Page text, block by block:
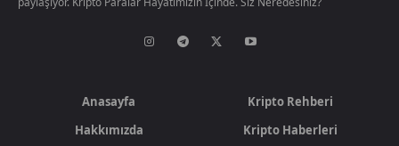
Anasayfa
Hakkımızda
Kripto Rehberi
Kripto Haberleri